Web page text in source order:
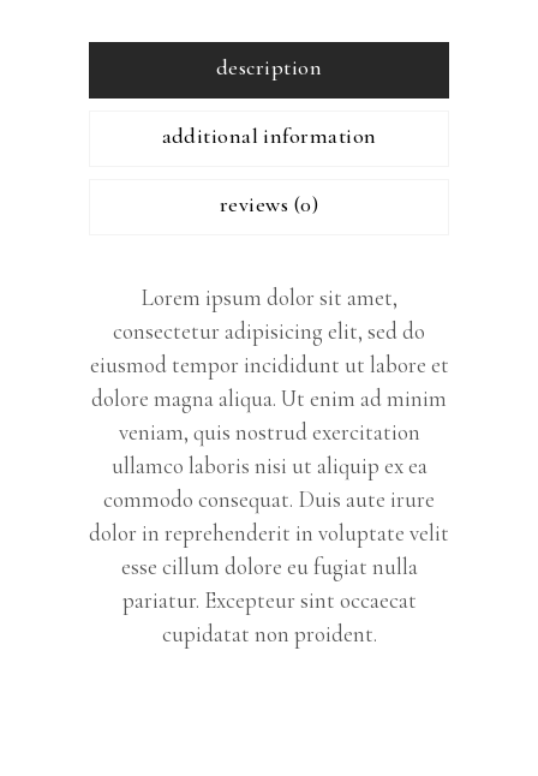
description
additional information
reviews (0)
Lorem ipsum dolor sit amet,
consectetur adipisicing elit, sed do
eiusmod tempor incididunt ut labore et
dolore magna aliqua. Ut enim ad minim
veniam, quis nostrud exercitation
ullamco laboris nisi ut aliquip ex ea
commodo consequat. Duis aute irure
dolor in reprehenderit in voluptate velit
esse cillum dolore eu fugiat nulla
pariatur. Excepteur sint occaecat
cupidatat non proident.